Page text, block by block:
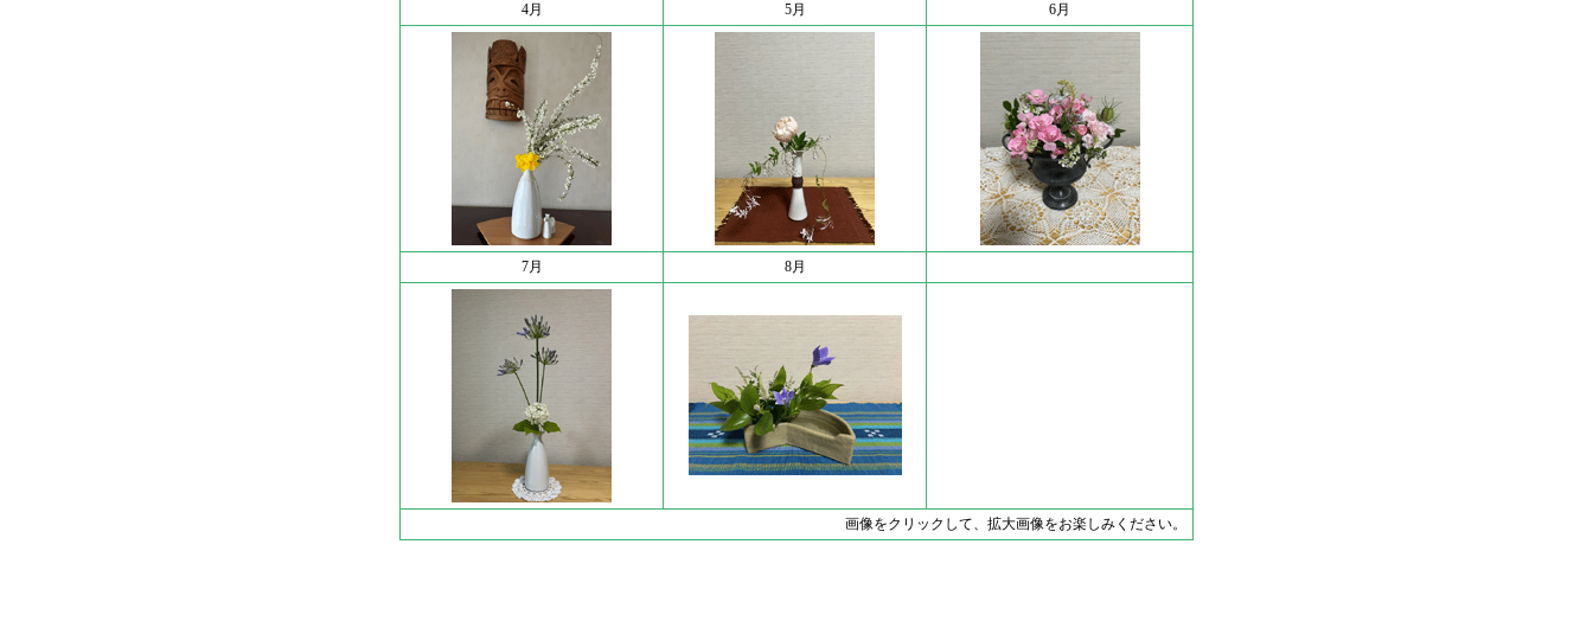
4月 5月 6月
7月 8月
画像をクリックして、拡大画像をお楽しみください。